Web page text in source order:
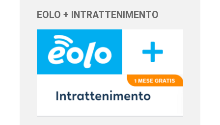
EOLO + INTRATTENIMENTO